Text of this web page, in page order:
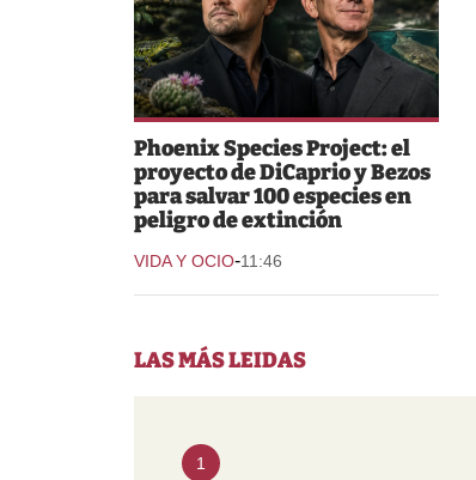
Phoenix Species Project: el
proyecto de DiCaprio y Bezos
para salvar 100 especies en
peligro de extinción
VIDA Y OCIO-11:46
LAS MÁS LEIDAS
1